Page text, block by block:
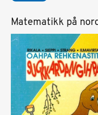
Matematikk på